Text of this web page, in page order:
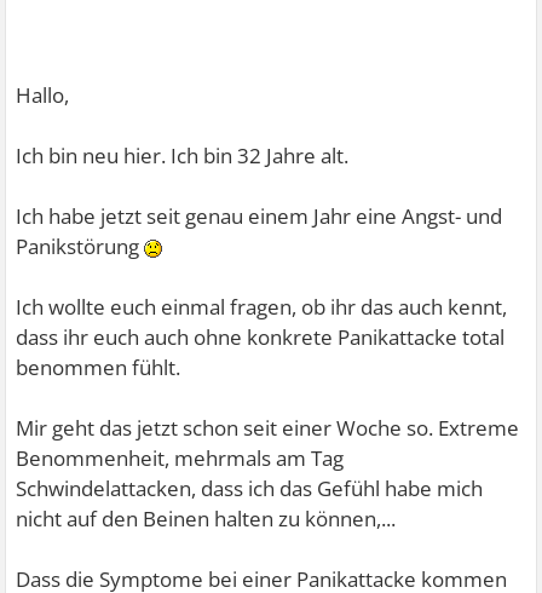
Hallo,
Ich bin neu hier. Ich bin 32 Jahre alt.
Ich habe jetzt seit genau einem Jahr eine Angst- und
Panikstörung
Ich wollte euch einmal fragen, ob ihr das auch kennt,
dass ihr euch auch ohne konkrete Panikattacke total
benommen fühlt.
Mir geht das jetzt schon seit einer Woche so. Extreme
Benommenheit, mehrmals am Tag
Schwindelattacken, dass ich das Gefühl habe mich
nicht auf den Beinen halten zu können,...
Dass die Symptome bei einer Panikattacke kommen